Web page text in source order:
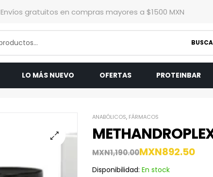
Envíos gratuitos en compras mayores a $1500 MXN
LO MÁS NUEVO OFERTAS PROTEINBAR
ANABÓLICOS, FÁRMACOS
MXN1,190.00MXN892.50
Disponibilidad: En stock